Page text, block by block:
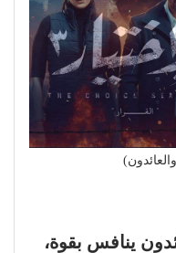
ينافس بقوة،